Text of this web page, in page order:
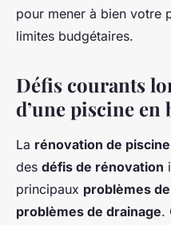
pour mener à bien votre
limites budgétaires.
Défis courants
d’une piscine en
La rénovation de piscine
des défis de rénovation
principaux problèmes
problèmes de drainage.